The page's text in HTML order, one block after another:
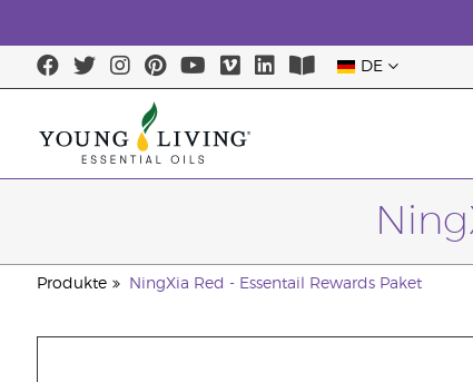
DE
Produkte NingXia Red - Essentail Rewards Paket